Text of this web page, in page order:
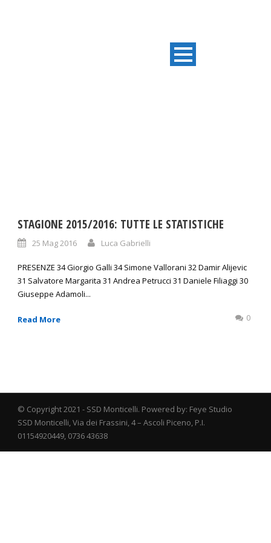
STAGIONE 2015/2016: TUTTE LE STATISTICHE
25 Mag 2016 Luca Gabrielli
PRESENZE 34 Giorgio Galli 34 Simone Vallorani 32 Damir Alijevic
31 Salvatore Margarita 31 Andrea Petrucci 31 Daniele Filiaggi 30
Giuseppe Adamoli...
Read More 0
© Copyright 2021 - SSD Monticelli. Powered by: Feye Studio
SSD Monticelli, Via dei Frassini, 4 – Ascoli Piceno, P.I.
01154920449, 0736 43638